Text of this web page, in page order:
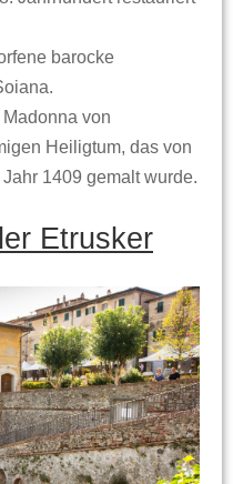
barocke
von
Heiligtum, das von
1409 gemalt wurde.
Etrusker